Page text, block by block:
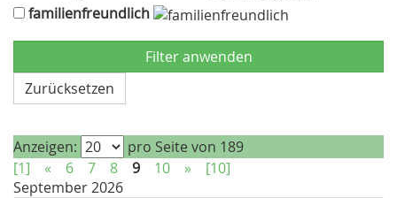
familienfreundlich
Zurücksetzen
Anzeigen:
pro Seite von 189
[1]
« 6 7 8 9 10 »
[10]
September 2026